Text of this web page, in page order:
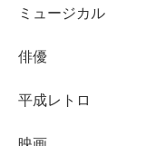
ミュージカル
俳優
平成レトロ